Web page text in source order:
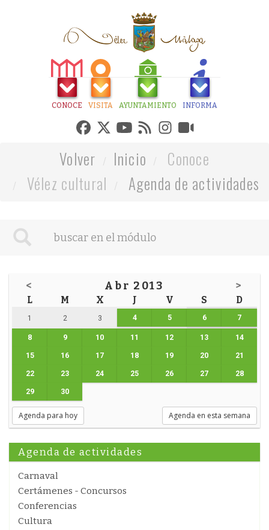
CONOCE VISITA AYUNTAMIENTO INFORMA
Volver Inicio
Conoce
Vélez cultural
Agenda de actividades
< Abr 2013 >
L M X J V S D
1 2 3 4 5 6 7
8 9 10 11 12 13 14
15 16 17 18 19 20 21
22 23 24 25 26 27 28
29 30
Agenda para hoy Agenda en esta semana
Agenda de actividades
Carnaval
Certámenes - Concursos
Conferencias
Cultura